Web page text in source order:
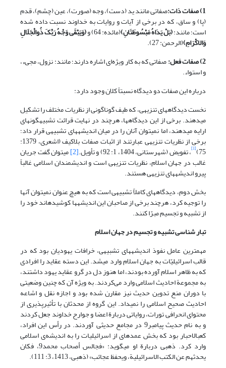
1) صفات ذات:
صفاتی مانند ید (دست)، وجه (صورت)، عین (چشم)، قدم
(پا) و ساق، که در برخی از آیات و روایات به خداوند نسبت داده شده
است؛ مانند:(بَلْ یَدَاهُ مَبْسُوطَتَانِ)(مائده: 64) و (وَیَبْقَى وَجْهُ رَبِّکَ ذُوالْجَلَالِ
وَالاکْرَامِ)(الرحمن: 27).
2) صفات فعل:
صفاتی که به کار ویژه‌ای اشاره دارند؛ مانند: نزول، مجیء،
و استواء.
درباره این صفات دو دیدگاه نسبتاً کلان وجود دارد:
نخست دیدگاه‏های تنزیهی، که طیف گوناگونی از نظریات مختلف را تشکیل
می‏دهند. برخی از این دیدگاه‏ها، هرچند در نهایت قرائت تشبیه‏گونه‏ای
ارایه می‏دهند، اما نمی‏توان آنان را در میان اندیشه‏های تشبیهی قرار داد؛
برخی از نظریات تنزیهی عبارتند از اثبات صفات بلاکیف (اشعری، 1379:
75)
[1] ، تفویض (شهرستانی، 1404، 1: 92) و تأویل. [2] می‏توان گفت جریان
غالب در جهان اسلام، نظریات تنزیهی است و اندیشمندان اسلامی غالباً
پیرو اندیشه‏های تنزیهی هستند.
بخش دوم، دیدگاه‏های کاملاً تشبیهی است که به هیچ عنوان نمی‏توان آنها
را توجیه کرد، هرچند برخی از صاحبان این اندیشه‏ها کوشیده‏اند خود را
از تشبیه و تجسیم مبرّا کنند.
تبار شناسی تشبیه و تجسیم در جهان اسلام
مهم‏ترین عامل نفوذ اندیشه‏های تشبیهی، خرافات یهودیان بود که در
قالب اسرائیلیّات به جهان اسلام وارد می‏شد. این دسته عقاید را افرادی
که به ظاهر اسلام آورده بودند، اما هنوز دل در گرو عقاید یهود داشتند،
به مجموعة احادیث اسلامی وارد می‌کردند. به ویژه آن که چنین وضعیتی
با دوران منع تدوین حدیث نیز مقارن شده بود و اجازه نقل و اشاعه
احادیث صحیح اسلامی را نمی‏داد. این گروه از محدثان با تأثیرپذیری از
محتوای انحرافی تورات، روایاتی دربارة اعضا و جوارح خداوند جعل کردند
و به نام حدیث پیامبر9 در مجامع حدیثی آوردند. در رأس این افراد،
کعب‏الاحبار بود که بخش عمده‏ای از اسرائیلیات را به اندیشه‌ی اسلامی
وارد کرد. ذهبی دربارة او می‏گوید: «فجالس أصحاب محمد9، فکان
یحدثهم عن الکتب الاسرائیلیة، ویحفظ عجائب» (ذهبی، 1413، 3: 111).